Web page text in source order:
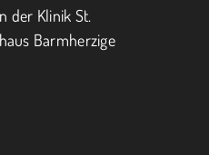
der Klinik St.
Barmherzige